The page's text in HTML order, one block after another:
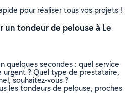
pour réaliser tous vos projets !
un tondeur de pelouse à Le
quelques secondes : quel service
urgent ? Quel type de prestataire,
souhaitez-vous ?
les tondeurs de pelouse, proches